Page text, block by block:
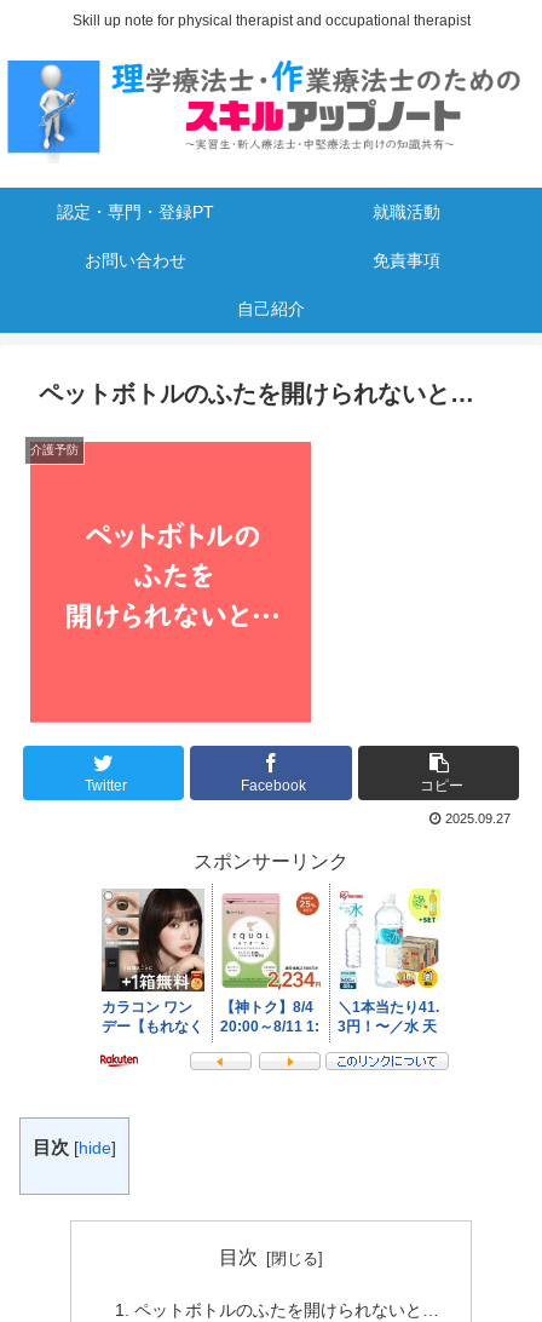
Skill up note for physical therapist and occupational therapist
認定・専門・登録PT 就職活動
お問い合わせ 免責事項
自己紹介
ペットボトルのふたを開けられないと…
介護予防
Twitter Facebook コピー
2025.09.27
スポンサーリンク
目次 [hide]
目次
ペットボトルのふたを開けられないと…